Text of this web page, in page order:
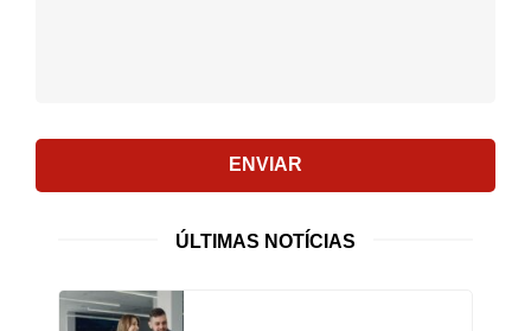
ENVIAR
ÚLTIMAS NOTÍCIAS